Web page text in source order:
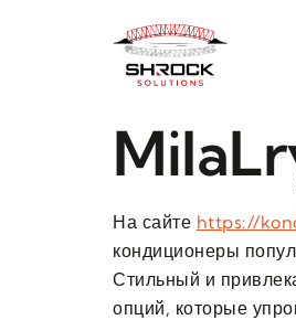
На сайте https://
кондиционеры
Стильный и
опций, которые